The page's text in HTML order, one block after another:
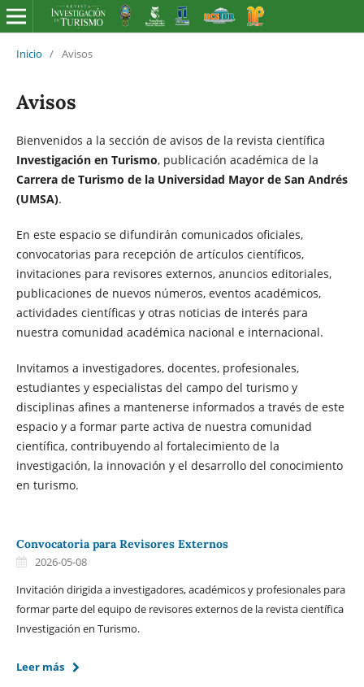
Inicio / Avisos
Avisos
Bienvenidos a la sección de avisos de la revista científica
Investigación en Turismo, publicación académica de la
Carrera de Turismo de la Universidad Mayor de San Andrés
(UMSA).
En este espacio se difundirán comunicados oficiales,
convocatorias para recepción de artículos científicos,
invitaciones para revisores externos, anuncios editoriales,
publicaciones de nuevos números, eventos académicos,
actividades científicas y otras noticias de interés para
nuestra comunidad académica nacional e internacional.
Invitamos a investigadores, docentes, profesionales,
estudiantes y especialistas del campo del turismo y
disciplinas afines a mantenerse informados a través de este
espacio y a formar parte activa de nuestra comunidad
científica, contribuyendo al fortalecimiento de la
investigación, la innovación y el desarrollo del conocimiento
en turismo.
Convocatoria para Revisores Externos
2026-05-08
Invitación dirigida a investigadores, académicos y profesionales para
formar parte del equipo de revisores externos de la revista científica
Investigación en Turismo.
Leer más